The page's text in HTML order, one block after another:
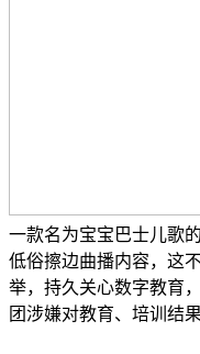
一款名为宝宝巴士儿歌
低俗擦边曲播内容，这
举，持久关心数字教育
团涉嫌对教育、培训结